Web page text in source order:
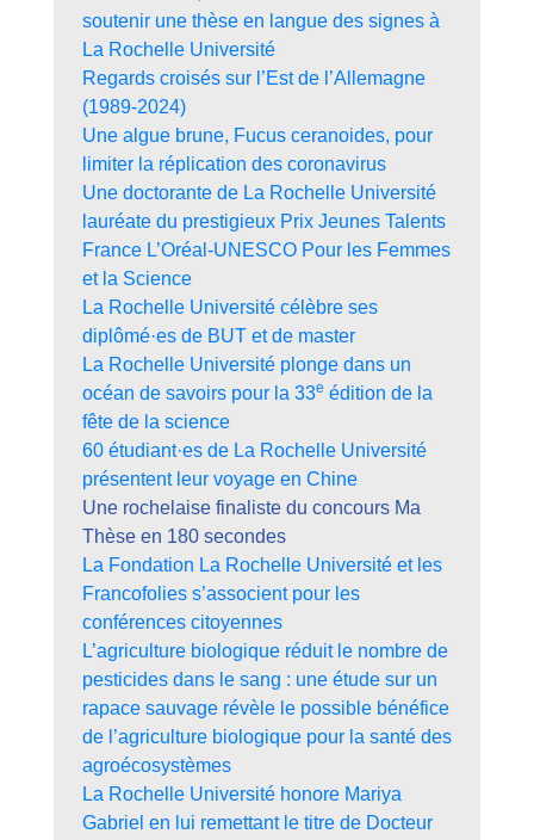
soutenir une thèse en langue des signes à
La Rochelle Université
Regards croisés sur l’Est de l’Allemagne
(1989-2024)
Une algue brune, Fucus ceranoides, pour
limiter la réplication des coronavirus
Une doctorante de La Rochelle Université
lauréate du prestigieux Prix Jeunes Talents
France L’Oréal-UNESCO Pour les Femmes
et la Science
La Rochelle Université célèbre ses
diplômé·es de BUT et de master
La Rochelle Université plonge dans un
océan de savoirs pour la 33e édition de la
fête de la science
60 étudiant·es de La Rochelle Université
présentent leur voyage en Chine
Une rochelaise finaliste du concours Ma
Thèse en 180 secondes
La Fondation La Rochelle Université et les
Francofolies s’associent pour les
conférences citoyennes
L’agriculture biologique réduit le nombre de
pesticides dans le sang : une étude sur un
rapace sauvage révèle le possible bénéfice
de l’agriculture biologique pour la santé des
agroécosystèmes
La Rochelle Université honore Mariya
Gabriel en lui remettant le titre de Docteur